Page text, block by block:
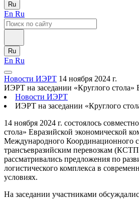
Ru
En Ru
Ru
En Ru
Новости ИЭРТ 14 ноября 2024 г.
ИЭРТ на заседании «Круглого
Новости ИЭРТ
ИЭРТ на заседании «Круглого
14 ноября 2024 г. состоялось
стола» Евразийской экономической
Международного Координационного
трансъевразийским перевозкам
рассматривались предложения по
логистического комплекса в
условиях.
На заседании участниками